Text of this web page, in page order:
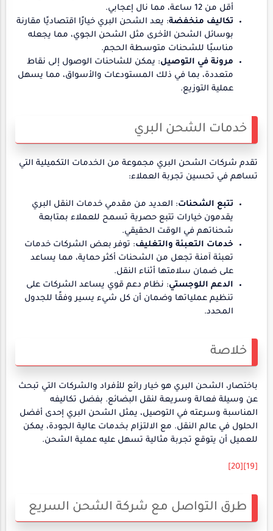
أقل من 12 ساعة، مما نال إعجابي.
تكاليف منخفضة: يعد الشحن البري خيارًا اقتصاديًا مقارنة
بوسائل الشحن الأخرى مثل الشحن الجوي، مما يجعله
مناسبًا للشحنات متوسطة الحجم.
مرونة في التوصيل: يمكن للشاحنات الوصول إلى نقاط
متعددة، بما في ذلك المستودعات والأسواق، مما يسهل
عملية التوزيع.
خدمات الشحن البري
تقدم شركات الشحن البري مجموعة من الخدمات التكميلية التي
تساهم في تحسين تجربة العملاء:
تتبع الشحنات: العديد من مقدمي خدمات النقل البري
يقدمون خيارات تتبع حصرية تسمح للعملاء بمتابعة
شحناتهم في الوقت الحقيقي.
خدمات التعبئة والتغليف: توفر بعض الشركات خدمات
تعبئة آمنة تجعل من الشحنات أكثر حماية، مما يساعد
على ضمان سلامتها أثناء النقل.
الدعم اللوجستي: نظام دعم قوي يساعد الشركات على
تنظيم عملياتها وضمان أن كل شيء يسير وفقًا للجدول
المحدد.
خلاصة
باختصار، الشحن البري هو خيار رائع للأفراد والشركات التي تبحث
عن وسيلة فعالة وسريعة لنقل البضائع. بفضل تكاليفه
المناسبة وسرعته في التوصيل، يمثل الشحن البري إحدى أفضل
الحلول في عالم النقل. مع الالتزام بخدمات عالية الجودة، يمكن
للعميل أن يتوقع تجربة مثالية تسهل عليه عملية الشحن.
[19]
[20]
طرق التواصل مع شركة الشحن السريع